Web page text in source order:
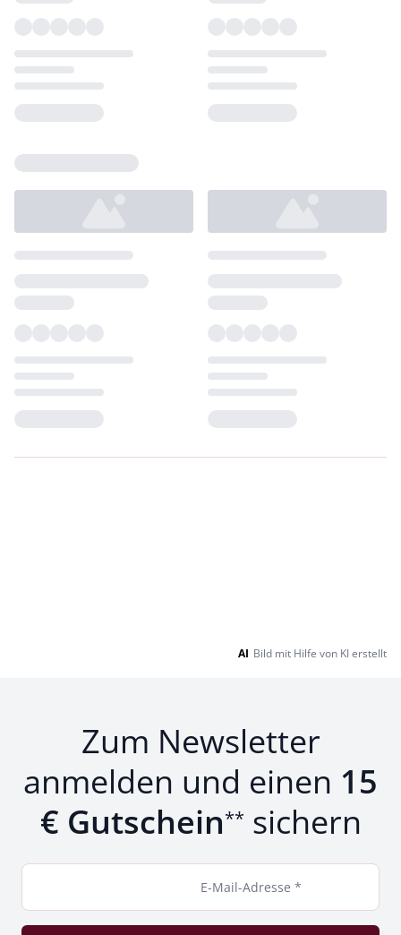
AI Bild mit Hilfe von KI erstellt
Zum Newsletter
anmelden und einen 15
€ Gutschein** sichern
E-Mail-Adresse *